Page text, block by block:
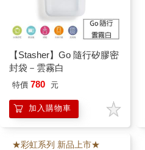
【Stasher】Go 隨行矽膠密
封袋－雲霧白
特價 780 元
加入購物車
★彩虹系列 新品上市★